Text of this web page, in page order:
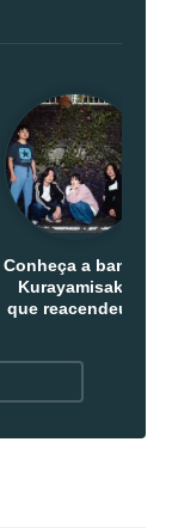
Conheça a banda
Kurayamisaka
que reacendeu o